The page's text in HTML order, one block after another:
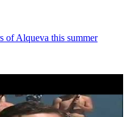
of Alqueva this summer